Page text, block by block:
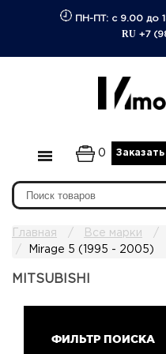
ПН-ПТ: с 9.00 до
RU +7
0
Главная Все марки
Mirage 5 (1995 - 2005)
MITSUBISHI
ФИЛЬТР ПОИСКА